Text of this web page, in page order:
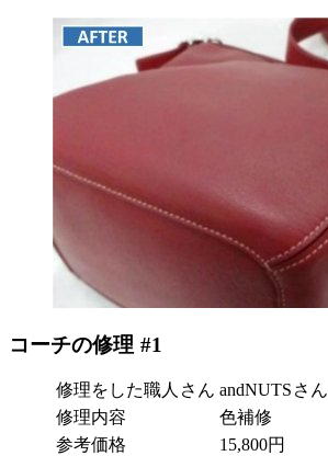
コーチの修理 #1
修理をした職人さん andNUTSさん
修理内容
色補修
参考価格
15,800円